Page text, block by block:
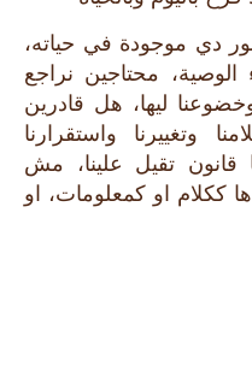
دي موجودة في حياته،
محتاجين نراجع
ليها، هل قادرين
وتغييرنا واستقرارنا
قانون تقيل علينا، مش
ككلام او كمعلومات، او